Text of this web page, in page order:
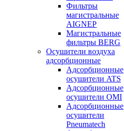
Фильтры
магистральные
AIGNEP
Магистральные
фильтры BERG
Осушители воздуха
адсорбционные
Адсорбционные
осушители ATS
Адсорбционные
осушители OMI
Адсорбционные
осушители
Pneumatech